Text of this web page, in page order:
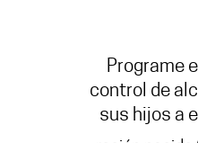
Programe
control de
sus hijos a